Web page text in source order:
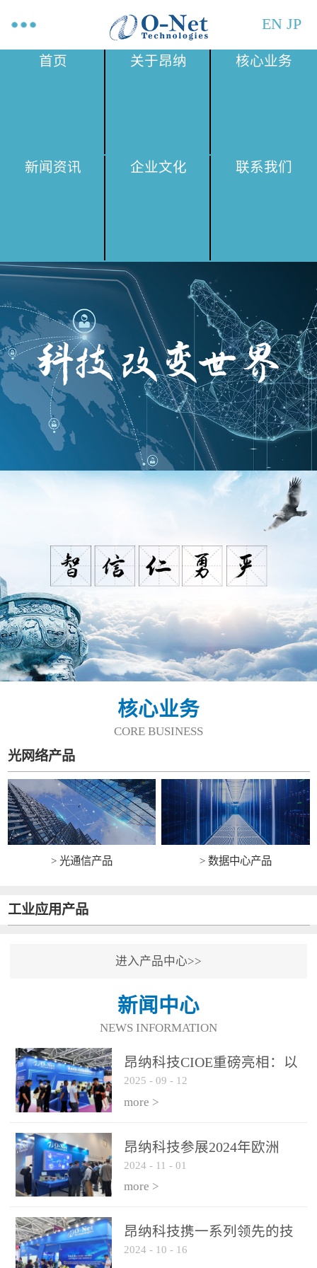
EN JP
首页 关于昂纳 核心业务
新闻资讯 企业文化 联系我们
核心业务
CORE BUSINESS
光网络产品
> 光通信产品 > 数据中心产品
工业应用产品
进入产品中心>>
新闻中心
NEWS INFORMATION
昂纳科技CIOE重磅亮相：以
光通信创新引擎，驱动AI与
算力互联新时代
2025 - 09 - 12
more >
昂纳科技参展2024年欧洲
ECOC展会
2024 - 11 - 01
more >
昂纳科技携一系列领先的技
术平台和优秀产品参展2024
2024 - 10 - 16